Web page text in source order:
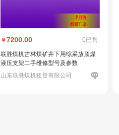
￥7200.00 0已售
联胜煤机吉林煤矿井下用综采放顶煤
液压支架二手维修型号及参数
山东联胜煤机租赁有限公司